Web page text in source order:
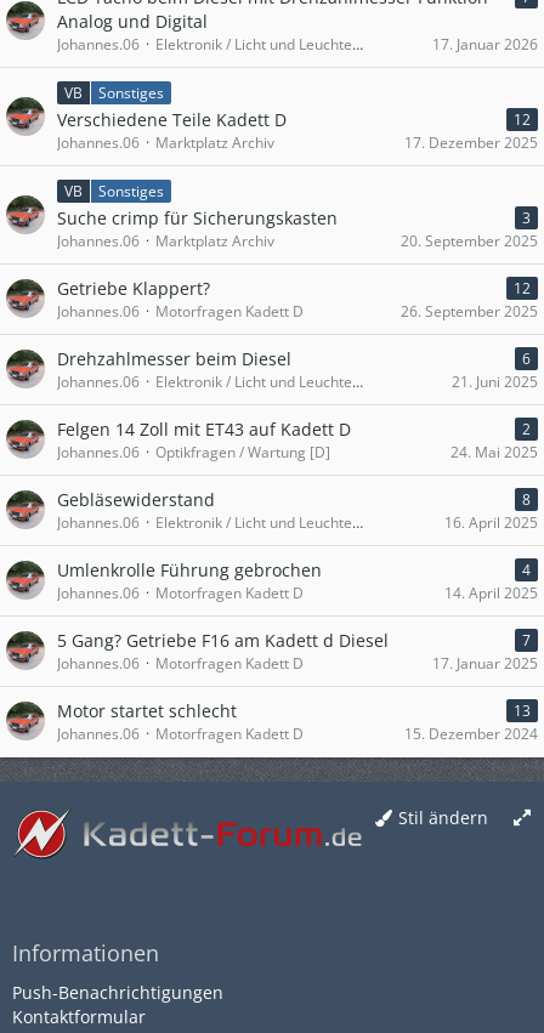
Analog und Digital
Johannes.06 Elektronik / Licht und Leuchten / Innenausstattung [D] 17. Januar 2026
VB Sonstiges
Verschiedene Teile Kadett D
12
Johannes.06
Marktplatz Archiv 17. Dezember 2025
VB Sonstiges
Suche crimp für Sicherungskasten
3
Johannes.06
Marktplatz Archiv 20. September 2025
Getriebe Klappert?
12
Johannes.06
Motorfragen Kadett D 26. September 2025
Drehzahlmesser beim Diesel
6
Johannes.06
Elektronik / Licht und Leuchten / Innenausstattung [D] 21. Juni 2025
Felgen 14 Zoll mit ET43 auf Kadett D
2
Johannes.06
Optikfragen / Wartung [D] 24. Mai 2025
Gebläsewiderstand
8
Johannes.06
Elektronik / Licht und Leuchten / Innenausstattung [D] 16. April 2025
Umlenkrolle Führung gebrochen
4
Johannes.06
Motorfragen Kadett D 14. April 2025
5 Gang? Getriebe F16 am Kadett d Diesel
7
Johannes.06
Motorfragen Kadett D 17. Januar 2025
Motor startet schlecht
13
Johannes.06
Motorfragen Kadett D 15. Dezember 2024
Stil ändern
Informationen
Push-Benachrichtigungen
Kontaktformular